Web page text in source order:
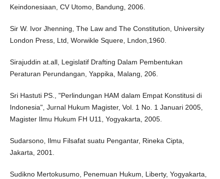
Keindonesiaan, CV Utomo, Bandung, 2006.
Sir W. Ivor Jhenning, The Law and The Constitution, University
London Press, Ltd, Worwikle Squere, Lndon,1960.
Sirajuddin at.all, Legislatif Drafting Dalam Pembentukan
Peraturan Perundangan, Yappika, Malang, 206.
Sri Hastuti PS., "Perlindungan HAM dalam Empat Konstitusi di
Indonesia", Jurnal Hukum Magister, Vol. 1 No. 1 Januari 2005,
Magister Ilmu Hukum FH U11, Yogyakarta, 2005.
Sudarsono, Ilmu Filsafat suatu Pengantar, Rineka Cipta,
Jakarta, 2001.
Sudikno Mertokusumo, Penemuan Hukum, Liberty, Yogyakarta,